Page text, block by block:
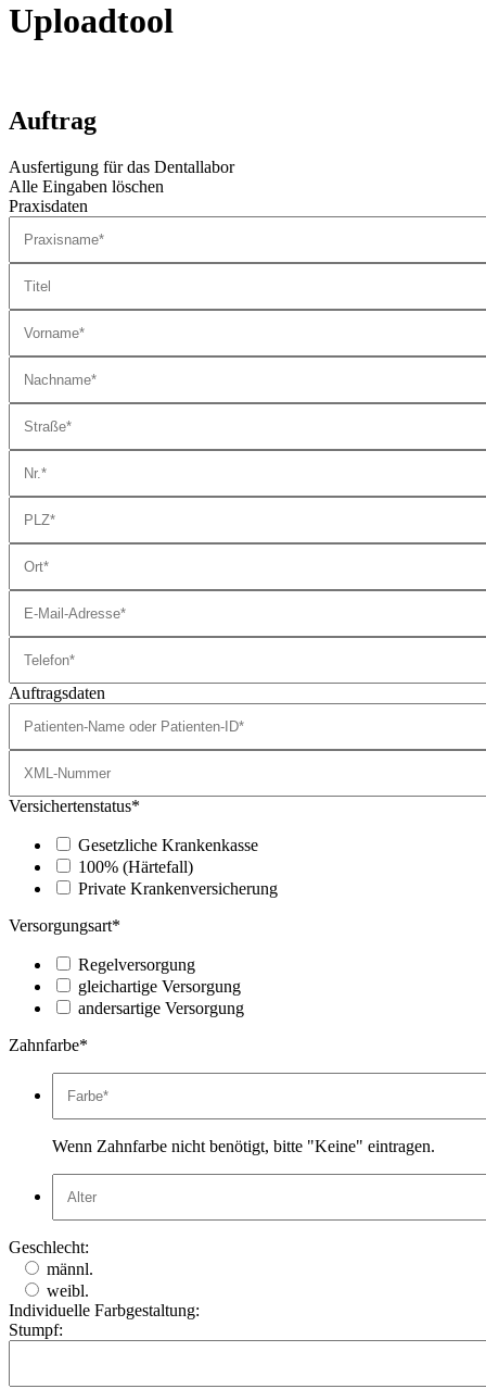
Uploadtool
Auftrag
Ausfertigung für das Dentallabor
Alle Eingaben löschen
Praxisdaten
Auftragsdaten
Versichertenstatus*
Gesetzliche Krankenkasse
100% (Härtefall)
Private Krankenversicherung
Versorgungsart*
Regelversorgung
gleichartige Versorgung
andersartige Versorgung
Zahnfarbe*
Wenn Zahnfarbe nicht benötigt, bitte "Keine" eintragen.
Geschlecht:
männl.
weibl.
Individuelle Farbgestaltung:
Stumpf: